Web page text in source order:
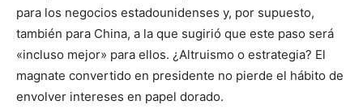
para los negocios estadounidenses y, por supuesto,
también para China, a la que sugirió que este paso será
«incluso mejor» para ellos. ¿Altruismo o estrategia? El
magnate convertido en presidente no pierde el hábito de
envolver intereses en papel dorado.